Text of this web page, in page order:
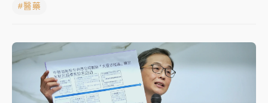
路鷹架倒塌壓2車
連根拔起
中颱白海豚風雨來了！中部以北防豪雨 今晚、明天影
響最劇烈
#醫藥